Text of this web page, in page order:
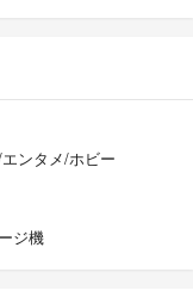
ンタメ/ホビー
ジ機